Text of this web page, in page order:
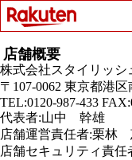
店舗概要
株式会社スタイリッシ
〒107-0062 東京都港
TEL:0120-987-433
代表者:山中 幹雄
店舗運営責任者:栗林
店舗セキュリティ責